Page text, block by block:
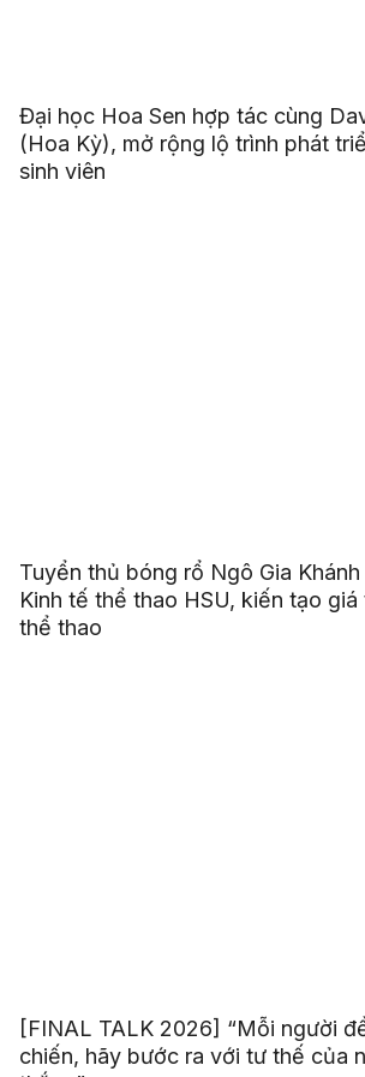
Đại học Hoa Sen hợp tác cùng
(Hoa Kỳ), mở rộng lộ trình phát
sinh viên
Tuyển thủ bóng rổ Ngô Gia
Kinh tế thể thao HSU, kiến tạo giá
thể thao
[FINAL TALK 2026] “Mỗi người
chiến, hãy bước ra với tư thế của